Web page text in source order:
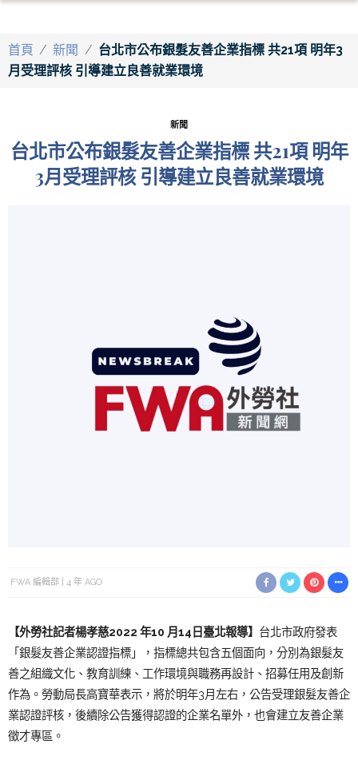
首頁 / 新聞 / 台北市公布銀髮友善企業指標 共21項 明年3
月受理評核 引導建立良善就業環境
新聞
台北市公布銀髮友善企業指標 共21項 明年
3月受理評核 引導建立良善就業環境
FWA 編輯部 4 年 AGO
【外勞社記者楊孝慈2022 年10 月14日 臺北報導】 台北市政府發表
「銀髮友善企業認證指標」，指標總共包含五個面向，分別為銀髮友
善之組織文化、教育訓練、工作環境與職務再設計、招募任用及創新
作為。勞動局長高寶華表示，將於明年3月左右，公告受理銀髮友善企
業認證評核， 後續除公告獲得認證的企業名單外，也會建立友善企業
徵才專區。